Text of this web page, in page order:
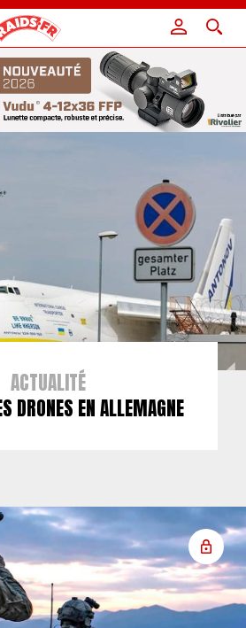
ACTUALITÉ
DRONES EN ALLEMAGNE
cookies